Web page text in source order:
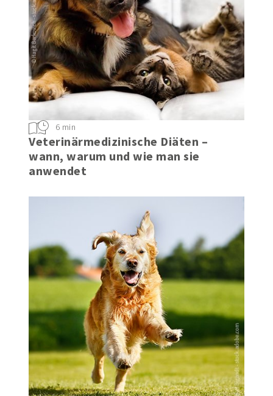
Veterinärmedizinische Diäten –
wann, warum und wie man sie
anwendet
6 min